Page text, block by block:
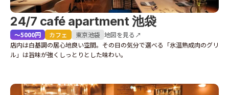
24/7 café apartment 池袋
〜5000円 カフェ 東京池袋 地図を見る↗
店内は白基調の居心地良い空間。その日の気分で選べる「氷温熟成肉のグリ
ル」は旨味が強くしっとりとした味わい。